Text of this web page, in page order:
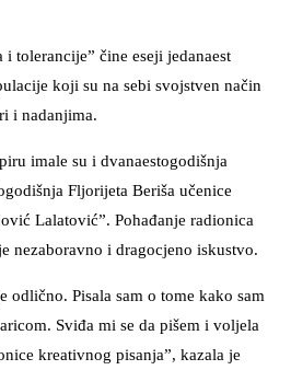
tolerancije” čine eseji jedanaest
koji su na sebi svojstven način
i nadanjima.
imale su i dvanaestogodišnja
Fljorijeta Beriša učenice
Lalatović”. Pohađanje radionica
nezaboravno i dragocjeno iskustvo.
odlično. Pisala sam o tome kako sam
Sviđa mi se da pišem i voljela
kreativnog pisanja”, kazala je